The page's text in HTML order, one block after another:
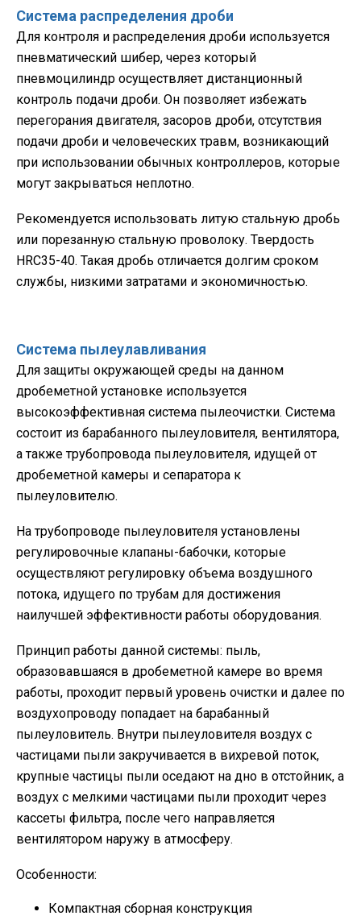
Система распределения дроби
Для контроля и распределения дроби используется
пневматический шибер, через который
пневмоцилиндр осуществляет дистанционный
контроль подачи дроби. Он позволяет избежать
перегорания двигателя, засоров дроби, отсутствия
подачи дроби и человеческих травм, возникающий
при использовании обычных контроллеров, которые
могут закрываться неплотно.
Рекомендуется использовать литую стальную дробь
или порезанную стальную проволоку. Твердость
HRC35-40. Такая дробь отличается долгим сроком
службы, низкими затратами и экономичностью.
Система пылеулавливания
Для защиты окружающей среды на данном
дробеметной установке используется
высокоэффективная система пылеочистки. Система
состоит из барабанного пылеуловителя, вентилятора,
а также трубопровода пылеуловителя, идущей от
дробеметной камеры и сепаратора к
пылеуловителю.
На трубопроводе пылеуловителя установлены
регулировочные клапаны-бабочки, которые
осуществляют регулировку объема воздушного
потока, идущего по трубам для достижения
наилучшей эффективности работы оборудования.
Принцип работы данной системы: пыль,
образовавшаяся в дробеметной камере во время
работы, проходит первый уровень очистки и далее по
воздухопроводу попадает на барабанный
пылеуловитель. Внутри пылеуловителя воздух с
частицами пыли закручивается в вихревой поток,
крупные частицы пыли оседают на дно в отстойник, а
воздух с мелкими частицами пыли проходит через
кассеты фильтра, после чего направляется
вентилятором наружу в атмосферу.
Особенности:
Компактная сборная конструкция